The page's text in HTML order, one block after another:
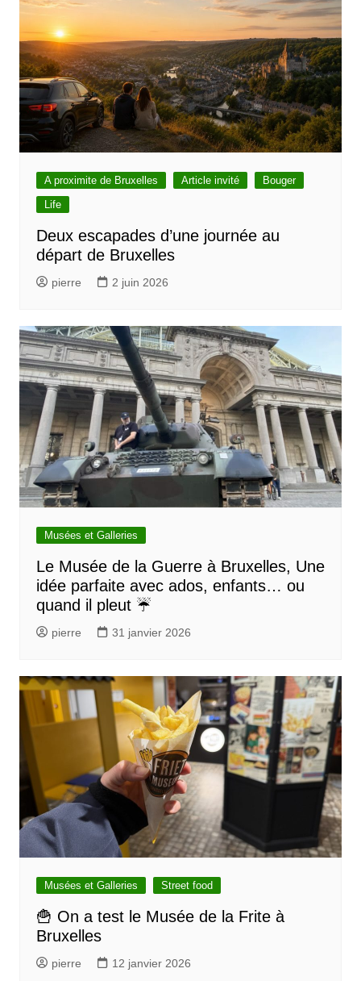
e
A proximite de Bruxelles Article invité
Bouger
Life
Deux escapades d’une journée au
départ de Bruxelles
pierre 2 juin 2026
Musées et Galleries
Le Musée de la Guerre à Bruxelles, Une
idée parfaite avec ados, enfants… ou
quand il pleut ☔
pierre 31 janvier 2026
Musées et Galleries Street food
🍟 On a test le Musée de la Frite à
Bruxelles
pierre 12 janvier 2026